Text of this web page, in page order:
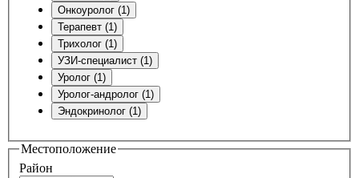
Онкоуролог (1)
Терапевт (1)
Трихолог (1)
УЗИ-специалист (1)
Уролог (1)
Уролог-андролог (1)
Эндокринолог (1)
Местоположение
Район